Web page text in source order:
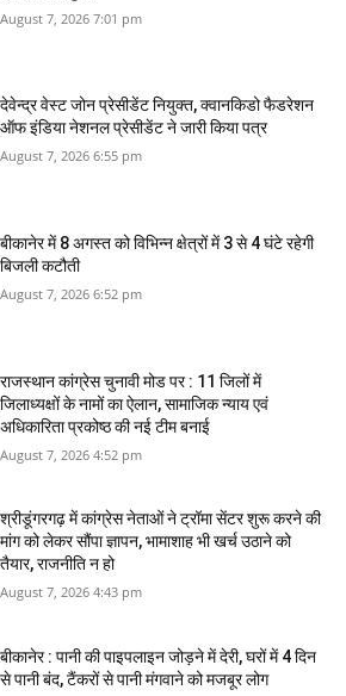
August 7, 2026 7:01 pm
देवेन्द्र वेस्ट जोन प्रेसीडेंट नियुक्त, क्वानकिडो फैडरेशन
ऑफ इंडिया नेशनल प्रेसीडेंट ने जारी किया पत्र
August 7, 2026 6:55 pm
बीकानेर में 8 अगस्‍त को विभिन्‍न क्षेत्रों में 3 से 4 घंटे रहेगी
बिजली कटौती
August 7, 2026 6:52 pm
राजस्‍थान कांग्रेस चुनावी मोड पर : 11 जिलों में
जिलाध्‍यक्षों के नामों का ऐलान, सामाजिक न्‍याय एवं
अधिकारिता प्रकोष्‍ठ की नई टीम बनाई
August 7, 2026 4:52 pm
श्रीडूंगरगढ़ में कांग्रेस नेताओं ने ट्रॉमा सेंटर शुरू करने की
मांग को लेकर सौंपा ज्ञापन, भामाशाह भी खर्च उठाने को
तैयार, राजनीति न हो
August 7, 2026 4:43 pm
बीकानेर : पानी की पाइपलाइन जोड़ने में देरी, घरों में 4 दिन
से पानी बंद, टैंकरों से पानी मंगवाने को मजबूर लोग